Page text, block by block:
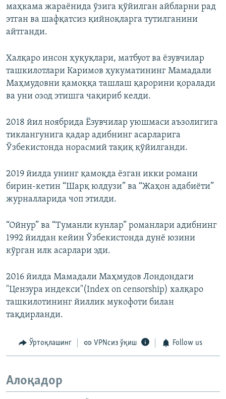
маҳкама жараёнида ўзига қўйилган айбларни рад
этган ва шафқатсиз қийноқларга тутилганини
айтганди.
Халқаро инсон ҳуқуқлари, матбуот ва ёзувчилар
ташкилотлари Каримов ҳукуматининг Мамадали
Маҳмудовни қамоққа ташлаш қарорини қоралади
ва уни озод этишга чақириб келди.
2018 йил ноябрида Ёзувчилар уюшмаси аъзолигига
тиклангунига қадар адибнинг асарларига
Ўзбекистонда норасмий тақиқ қўйилганди.
2019 йилда унинг қамоқда ёзган икки романи
бирин-кетин “Шарқ юлдузи” ва “Жаҳон адабиёти”
журналларида чоп этилди.
“Ойнур” ва “Туманли кунлар” романлари адибнинг
1992 йилдан кейин Ўзбекистонда дунё юзини
кўрган илк асарлари эди.
2016 йилда Мамадали Маҳмудов Лондондаги
"Цензура индекси"(Index on censorship) халқаро
ташкилотининг йиллик мукофоти билан
тақдирланди.
Ўртоқлашинг VPNсиз ўқиш Follow us
Алоқадор